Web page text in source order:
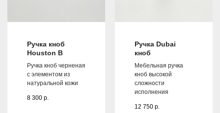
Ручка кноб
Houston B
Ручка кноб черненая
с элементом из
натуральной кожи
8 300 р.
Ручка Dubai
кноб
Мебельная ручка
кноб высокой
сложности
исполнения
12 750 р.